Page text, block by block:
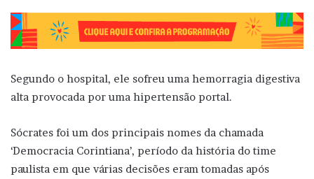
Segundo o hospital, ele sofreu uma hemorragia digestiva
alta provocada por uma hipertensão portal.
Sócrates foi um dos principais nomes da chamada
‘Democracia Corintiana’, período da história do time
paulista em que várias decisões eram tomadas após